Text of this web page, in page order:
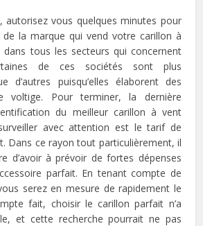
autorisez vous quelques minutes pour
la marque qui vend votre carillon à
tous les secteurs qui concernent
de ces sociétés sont plus
d’autres puisqu’elles élaborent des
voltige. Pour terminer, la dernière
du meilleur carillon à vent
avec attention est le tarif de
Dans ce rayon tout particulièrement, il
d’avoir à prévoir de fortes dépenses
parfait. En tenant compte de
serez en mesure de rapidement le
fait, choisir le carillon parfait n’a
et cette recherche pourrait ne pas